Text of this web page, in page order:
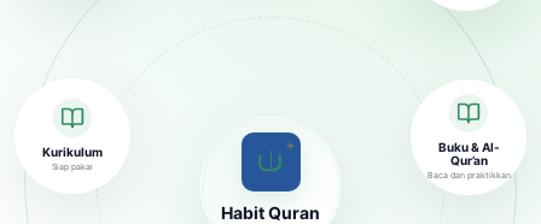
✦
Habit Quran
Buku & Al-
Qur’an
Baca dan praktikkan
Kurikulum
Siap pakai